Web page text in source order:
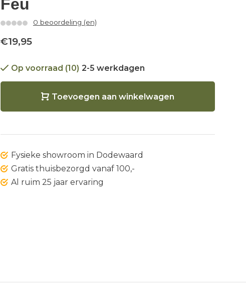
Feu
0 beoordeling (en)
€19,95
Op voorraad (10) 2-5 werkdagen
Toevoegen aan winkelwagen
Fysieke showroom in Dodewaard
Gratis thuisbezorgd vanaf 100,-
Al ruim 25 jaar ervaring